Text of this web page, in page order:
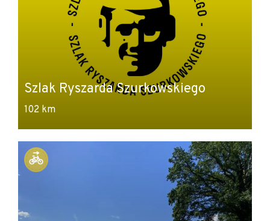
Szlak Ryszarda Szurkowskiego
102 km